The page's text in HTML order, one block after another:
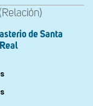
de Santa